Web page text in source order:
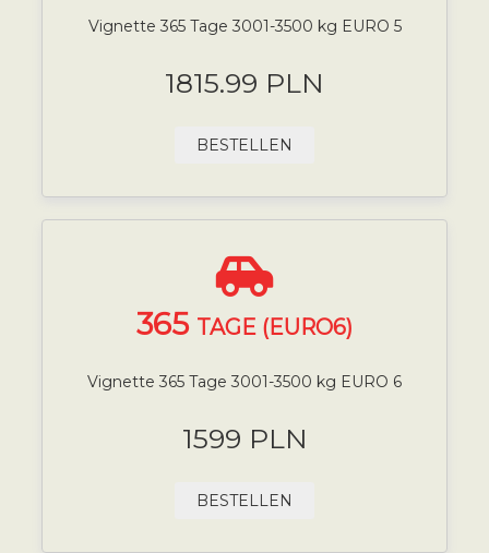
Vignette 365 Tage 3001-3500 kg EURO 5
1815.99 PLN
BESTELLEN
365 TAGE (EURO6)
Vignette 365 Tage 3001-3500 kg EURO 6
1599 PLN
BESTELLEN